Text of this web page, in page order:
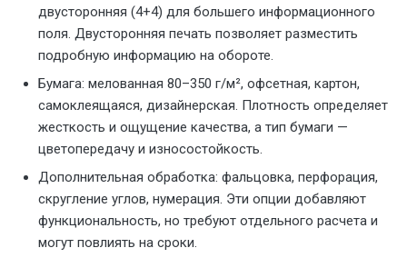
двусторонняя (4+4) для большего информационного
поля. Двусторонняя печать позволяет разместить
подробную информацию на обороте.
Бумага: мелованная 80–350 г/м², офсетная, картон,
самоклеящаяся, дизайнерская. Плотность определяет
жесткость и ощущение качества, а тип бумаги —
цветопередачу и износостойкость.
Дополнительная обработка: фальцовка, перфорация,
скругление углов, нумерация. Эти опции добавляют
функциональность, но требуют отдельного расчета и
могут повлиять на сроки.